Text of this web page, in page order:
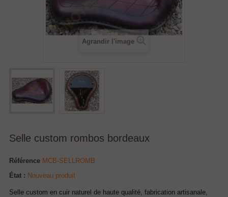
Agrandir l'image
Selle custom rombos bordeaux
Référence MCB-SELLROMB
État : Nouveau produit
Selle custom en cuir naturel de haute qualité, fabrication artisanale,